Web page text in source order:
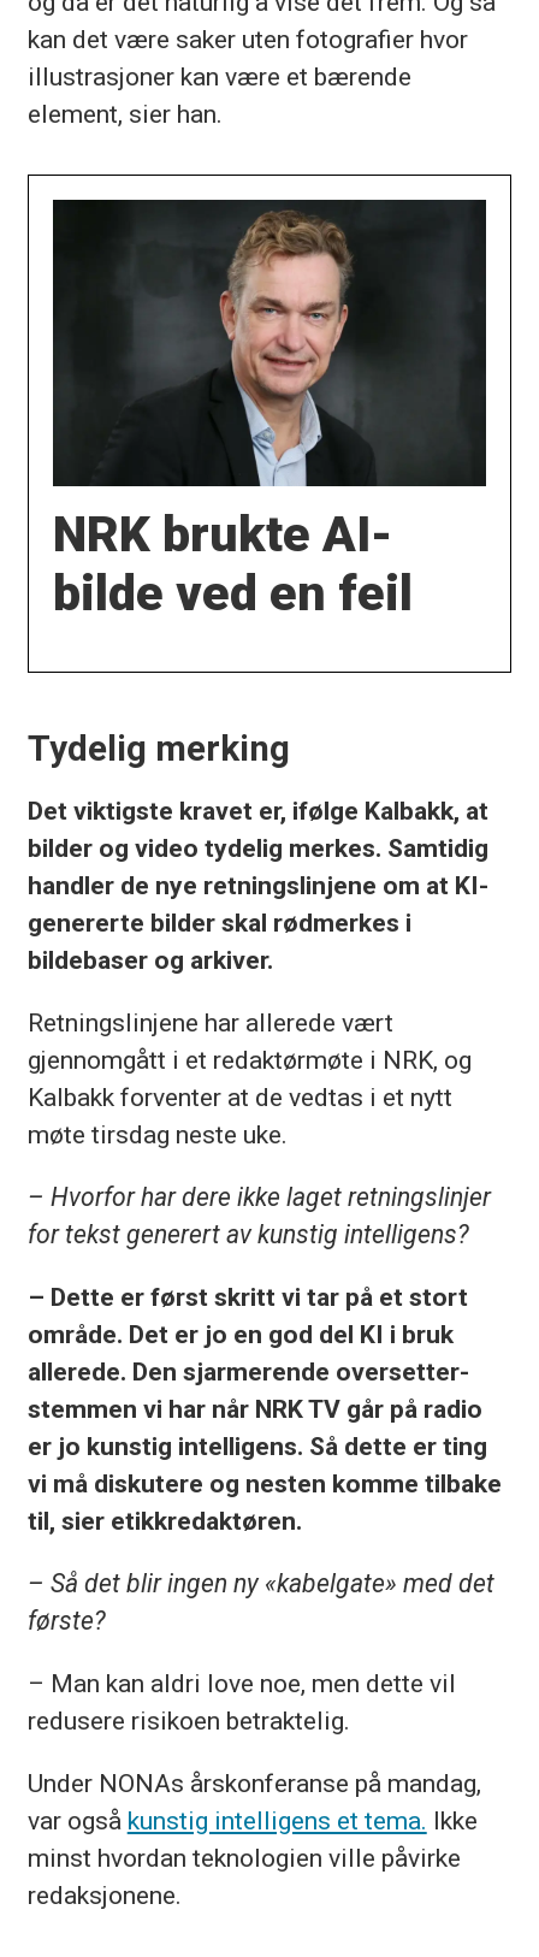
kan det være saker uten fotografier hvor
illustrasjoner kan være et bærende
element, sier han.
NRK brukte AI-
bilde ved en feil
Tydelig merking
Det viktigste kravet er, ifølge Kalbakk, at
bilder og video tydelig merkes. Samtidig
handler de nye retningslinjene om at KI-
genererte bilder skal rødmerkes i
bildebaser og arkiver.
Retningslinjene har allerede vært
gjennomgått i et redaktørmøte i NRK, og
Kalbakk forventer at de vedtas i et nytt
møte tirsdag neste uke.
– Hvorfor har dere ikke laget retningslinjer
for tekst generert av kunstig intelligens?
– Dette er først skritt vi tar på et stort
område. Det er jo en god del KI i bruk
allerede. Den sjarmerende oversetter-
stemmen vi har når NRK TV går på radio
er jo kunstig intelligens. Så dette er ting
vi må diskutere og nesten komme tilbake
til, sier etikkredaktøren.
– Så det blir ingen ny «kabelgate» med det
første?
– Man kan aldri love noe, men dette vil
redusere risikoen betraktelig.
Under NONAs årskonferanse på mandag,
var også kunstig intelligens et tema. Ikke
minst hvordan teknologien ville påvirke
redaksjonene.